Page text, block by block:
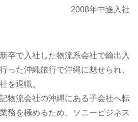
2008年中途入社
卒で入社した物流系会社で輸出入
った沖縄旅行で沖縄に魅せられ、
を退職。
物流会社の沖縄にある子会社へ転
務を極めるため、ソニービジネス